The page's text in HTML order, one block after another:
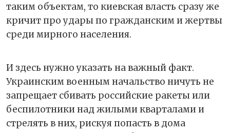
таким объектам, то киевская власть сразу же
кричит про удары по гражданским и жертвы
среди мирного населения.
И здесь нужно указать на важный факт.
Украинским военным начальство ничуть не
запрещает сбивать российские ракеты или
беспилотники над жилыми кварталами и
стрелять в них, рискуя попасть в дома